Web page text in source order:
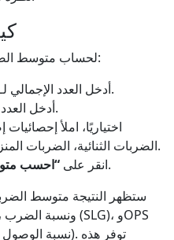
لحساب متوسط الضربات، اتبع هذه الخطوات ببساطة:
أدخل العدد الإجماليالتي حققها اللاعب.
أدخل.
اختياريًا، املأ
الضربات الثنائية، الضربات المنزلية، والمباريات التي تم لعبها.
انقر على “احسب
لعرض النتائج.
ستظهر النتيجة متوسط